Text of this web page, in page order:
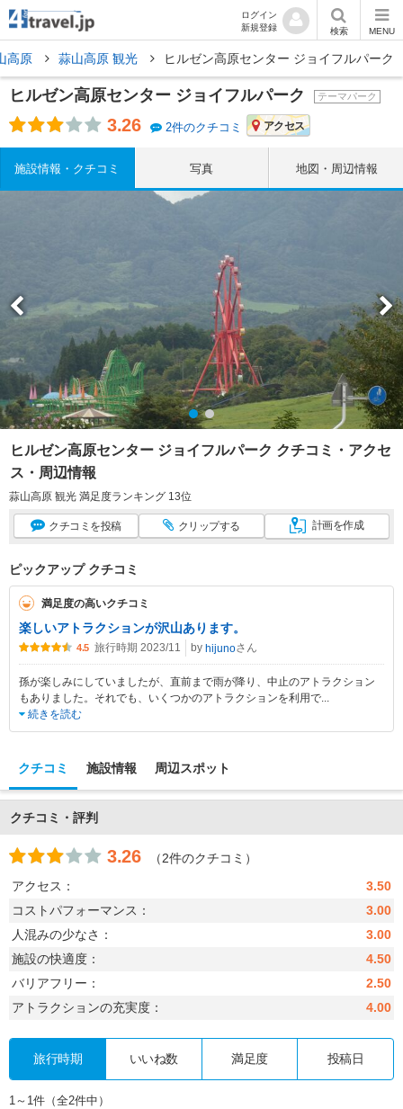
ログイン
新規登録
検索 MENU
高原 蒜山高原 観光 ヒルゼン高原センター ジョイフルパーク
ヒルゼン高原センター ジョイフルパーク テーマパーク
3.26 2件のクチコミ アクセス
施設情報・クチコミ 写真 地図・周辺情報
ヒルゼン高原センター ジョイフルパーク クチコミ・アクセ
ス・周辺情報
蒜山高原 観光 満足度ランキング 13位
クチコミ を投稿 クリップする 計画を作成
ピックアップ クチコミ
満足度の高いクチコミ
楽しいアトラクションが沢山あります。
4.5 旅行時期 2023/11 by hijunoさん
孫が楽しみにしていましたが、直前まで雨が降り、中止のアトラクション
もありました。それでも、いくつかのアトラクションを利用で...
続きを読む
クチコミ 施設情報 周辺スポット
クチコミ・評判
3.26
（2件のクチコミ）
アクセス：
3.50
コストパフォーマンス：
3.00
人混みの少なさ：
3.00
施設の快適度：
4.50
バリアフリー：
2.50
アトラクションの充実度：
4.00
旅行時期 いいね数 満足度 投稿日
1～1件（全2件中）